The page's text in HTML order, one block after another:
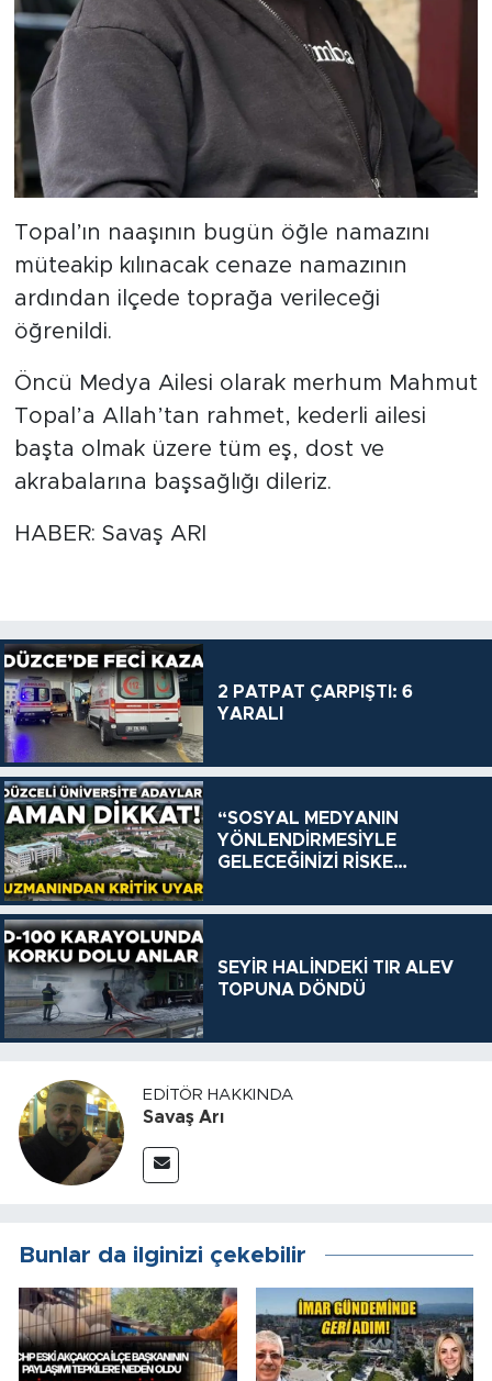
Topal’ın naaşının bugün öğle namazını
müteakip kılınacak cenaze namazının
ardından ilçede toprağa verileceği
öğrenildi.
Öncü Medya Ailesi olarak merhum Mahmut
Topal’a Allah’tan rahmet, kederli ailesi
başta olmak üzere tüm eş, dost ve
akrabalarına başsağlığı dileriz.
HABER: Savaş ARI
2 PATPAT ÇARPIŞTI: 6
YARALI
“SOSYAL MEDYANIN
YÖNLENDİRMESİYLE
GELECEĞİNİZİ RİSKE
SEYİR HALİNDEKİ TIR ALEV
TOPUNA DÖNDÜ
EDITÖR HAKKINDA
Savaş Arı
Bunlar da ilginizi çekebilir